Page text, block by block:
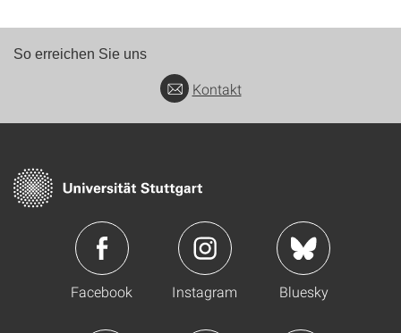
So erreichen Sie uns
Kontakt
Facebook Instagram Bluesky